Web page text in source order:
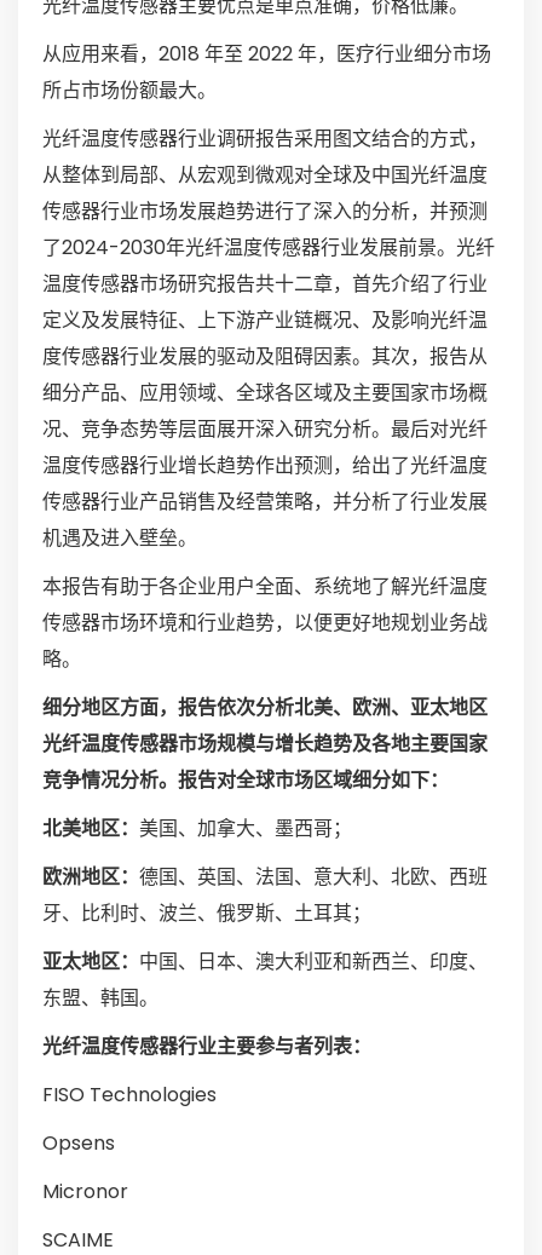
从应用来看，2018 年至 2022 年，医疗行业细分市场
所占市场份额最大。
光纤温度传感器行业调研报告采用图文结合的方式，
从整体到局部、从宏观到微观对全球及中国光纤温度
传感器行业市场发展趋势进行了深入的分析，并预测
了2024-2030年光纤温度传感器行业发展前景。光纤
温度传感器市场研究报告共十二章，首先介绍了行业
定义及发展特征、上下游产业链概况、及影响光纤温
度传感器行业发展的驱动及阻碍因素。其次，报告从
细分产品、应用领域、全球各区域及主要国家市场概
况、竞争态势等层面展开深入研究分析。最后对光纤
温度传感器行业增长趋势作出预测，给出了光纤温度
传感器行业产品销售及经营策略，并分析了行业发展
机遇及进入壁垒。
本报告有助于各企业用户全面、系统地了解光纤温度
传感器市场环境和行业趋势，以便更好地规划业务战
略。
细分地区方面，报告依次分析北美、欧洲、亚太地区
光纤温度传感器市场规模与增长趋势及各地主要国家
竞争情况分析。报告对全球市场区域细分如下：
北美地区： 美国、加拿大、墨西哥；
欧洲地区： 德国、英国、法国、意大利、北欧、西班
牙、比利时、波兰、俄罗斯、土耳其；
亚太地区： 中国、日本、澳大利亚和新西兰、印度、
东盟、韩国。
光纤温度传感器行业主要参与者列表：
FISO Technologies
Opsens
Micronor
SCAIME